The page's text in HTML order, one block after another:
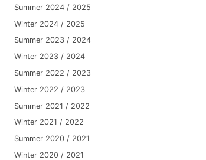
Summer 2024 / 2025
Winter 2024 / 2025
Summer 2023 / 2024
Winter 2023 / 2024
Summer 2022 / 2023
Winter 2022 / 2023
Summer 2021 / 2022
Winter 2021 / 2022
Summer 2020 / 2021
Winter 2020 / 2021